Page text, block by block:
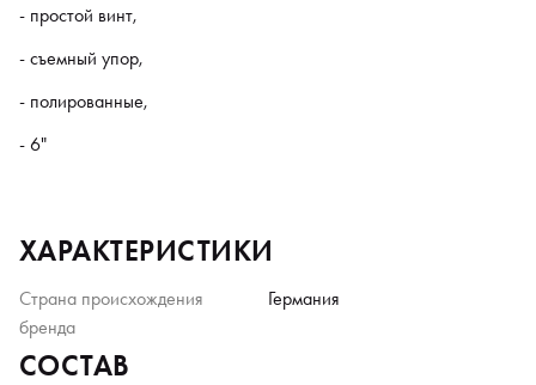
- простой винт,
- съемный упор,
- полированные,
- 6"
ХАРАКТЕРИСТИКИ
Страна происхождения
бренда
Германия
СОСТАВ